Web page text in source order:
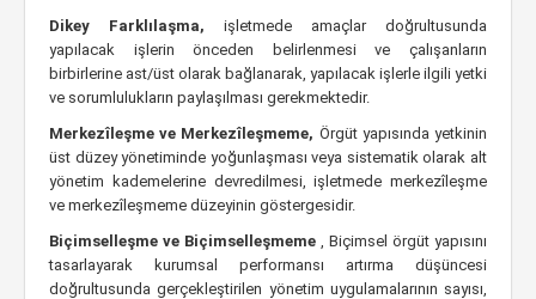
Dikey Farklılaşma, işletmede amaçlar doğrultusunda
yapılacak işlerin önceden belirlenmesi ve çalışanların
birbirlerine ast/üst olarak bağlanarak, yapılacak işlerle ilgili yetki
ve sorumlulukların paylaşılması gerekmektedir.
Merkezîleşme ve Merkezîleşmeme, Örgüt yapısında yetkinin
üst düzey yönetiminde yoğunlaşması veya sistematik olarak alt
yönetim kademelerine devredilmesi, işletmede merkezîleşme
ve merkezîleşmeme düzeyinin göstergesidir.
Biçimselleşme ve Biçimselleşmeme , Biçimsel örgüt yapısını
tasarlayarak kurumsal performansı artırma düşüncesi
doğrultusunda gerçekleştirilen yönetim uygulamalarının sayısı,